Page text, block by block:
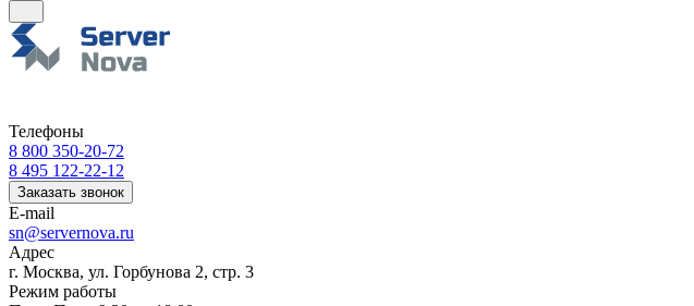
Телефоны
8 800 350-20-72
8 495 122-22-12
Заказать звонок
E-mail
sn@servernova.ru
Адрес
г. Москва, ул. Горбунова 2, стр. 3
Режим работы